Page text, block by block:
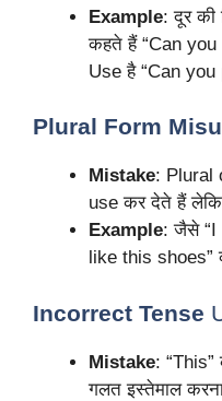
Example: दूर की
कहते हैं “Can you
Use है “Can
Plural Form
Mistake: Plural
use कर देते हैं लेकिन
Example: जैसे “I
like this shoes”
Incorrect Tense
Mistake:
गलत इस्तेमाल